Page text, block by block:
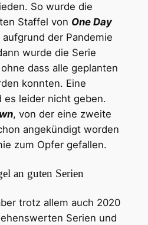
So wurde die
Staffel von One Day
der Pandemie
wurde die Serie
dass alle geplanten
konnten. Eine
leider nicht geben.
, von der eine zweite
angekündigt worden
zum Opfer gefallen.
an guten Serien
trotz allem auch 2020
Serien und